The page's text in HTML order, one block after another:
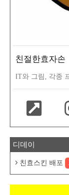
친절한효자손
IT와 그림, 각종
디데이
친효스킨 배포